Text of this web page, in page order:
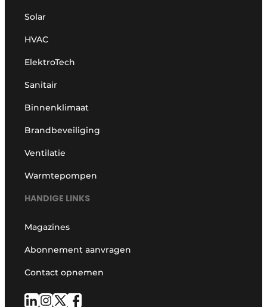
Solar
HVAC
ElektroTech
Sanitair
Binnenklimaat
Brandbeveiliging
Ventilatie
Warmtepompen
HANDIGE LINKS
Magazines
Abonnement aanvragen
Contact opnemen